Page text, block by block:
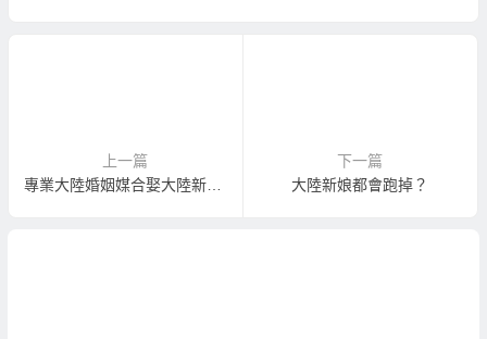
上一篇
專業大陸婚姻媒合娶大陸新娘活動
下一篇
大陸新娘都會跑掉？